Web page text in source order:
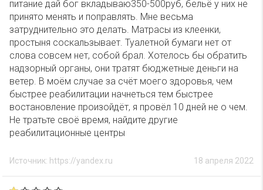
питание дай бог вкладываю350-500руб, бельё у них не
принято менять и поправлять. Мне весьма
затруднительно это делать. Матрасы из клеенки,
простыня соскальзывает. Туалетной бумаги нет от
слова совсем нет, собой брал. Хотелось бы обратить
надзорный органы, они тратят бюджетные деньги на
ветер. В моём случае за счёт моего здоровья, чем
быстрее реабилитации начнеться тем быстрее
востановление произойдёт, я провёл 10 дней не о чем.
Не тратьте своё время, найдите другие
реабилитационные центры
18 апреля 2022
Источник: https://yandex.ru